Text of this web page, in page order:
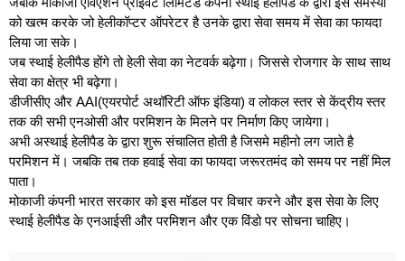
को खत्म करके जो हेलीकॉप्टर ऑपरेटर है उनके द्वारा सेवा समय में सेवा का फायदा
लिया जा सके।
जब स्थाई हेलीपैड होंगे तो हेली सेवा का नेटवर्क बढ़ेगा। जिससे रोजगार के साथ साथ
सेवा का क्षेत्र भी बढ़ेगा।
डीजीसीए और AAI(एयरपोर्ट अथॉरिटी ऑफ इंडिया) व लोकल स्तर से केंद्रीय स्तर
तक की सभी एनओसी और परमिशन के मिलने पर निर्माण किए जायेगा।
अभी अस्थाई हेलीपैड के द्वारा शुरू संचालित होती है जिसमे महीनो लग जाते है
परमिशन में। जबकि तब तक हवाई सेवा का फायदा जरूरतमंद को समय पर नहीं मिल
पाता।
मोकाजी कंपनी भारत सरकार को इस मॉडल पर विचार करने और इस सेवा के लिए
स्थाई हेलीपैड के एनआईसी और परमिशन और एक विंडो पर सोचना चाहिए।